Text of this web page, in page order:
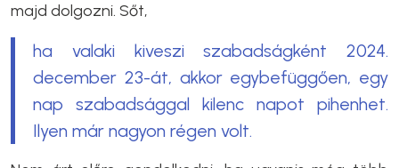
majd dolgozni. Sőt,
ha valaki kiveszi szabadságként 2024.
december 23-át, akkor egybefüggően, egy
nap szabadsággal kilenc napot pihenhet.
Ilyen már nagyon régen volt.